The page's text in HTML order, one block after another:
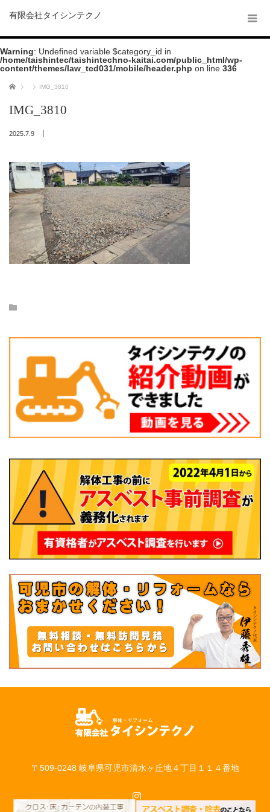
有限会社タイシンテクノ
Warning: Undefined variable $category_id in
/home/taishintec/taishintechno-kaitai.com/public_html/wp-
content/themes/law_tcd031/mobile/header.php on line 336
ホーム IMG_3810
IMG_3810
2025.7.9
〒509-0248 岐阜県可児市清水ヶ丘地４丁目１１４番地